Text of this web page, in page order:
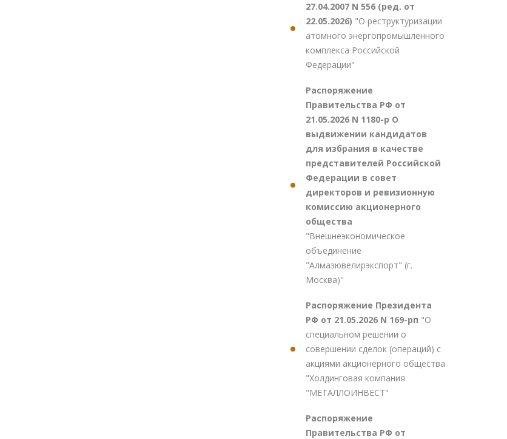
27.04.2007 N 556 (ред. от
22.05.2026) "О реструктуризации
атомного энергопромышленного
комплекса Российской
Федерации"
Распоряжение
Правительства РФ от
21.05.2026 N 1180-р О
выдвижении кандидатов
для избрания в качестве
представителей Российской
Федерации в совет
директоров и ревизионную
комиссию акционерного
общества
"Внешнеэкономическое
объединение
"Алмазювелирэкспорт" (г.
Москва)"
Распоряжение Президента
РФ от 21.05.2026 N 169-рп "О
специальном решении о
совершении сделок (операций) с
акциями акционерного общества
"Холдинговая компания
"МЕТАЛЛОИНВЕСТ"
Распоряжение
Правительства РФ от